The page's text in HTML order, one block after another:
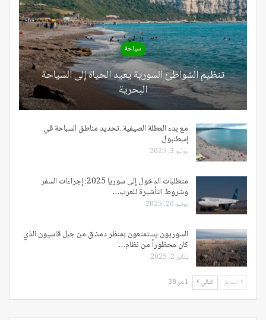
سياحة
تنظيم الشواطئ السورية يعيد الحياة إلى السياحة
البحرية
مع بدء العطلة الصيفية..تحديد مناطق السباحة في
إسطنبول
يوليو 3, 2025
متطلبات الدخول إلى سوريا 2025: إجراءات السفر
وشروط التأشيرة للعرب…
يونيو 20, 2025
السوريون يستمتعون بمنظر دمشق من جبل قاسيون الذي
كان محظوراً من نظام…
يناير 2, 2025
السابق التالي 1 من 38